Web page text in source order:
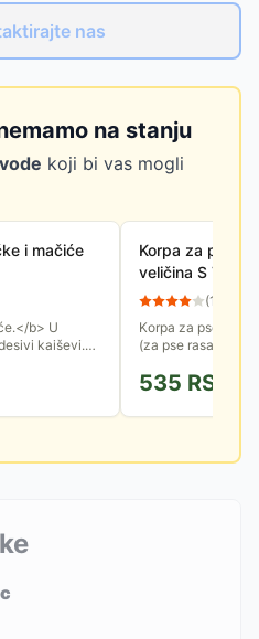
nas
na stanju
koji bi vas mogli
i mačiće
b> U
kaiševi.
Korpa za pse
veličina S Trixie
(10
Korpa za pse sa
(za pse rasa mops
podesive kaišiće....
535 RSD